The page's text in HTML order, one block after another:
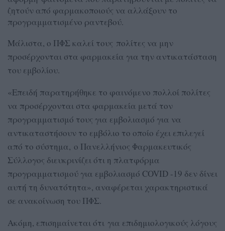
ζητούν από φαρμακοποιούς να αλλάξουν το
προγραμματισμένο ραντεβού.
Μάλιστα, ο ΠΦΣ καλεί τους πολίτες να μην
προσέρχονται στα φαρμακεία για την αντικατάσταση
του εμβολίου.
«Επειδή παρατηρήθηκε το φαινόμενο πολλοί πολίτες
να προσέρχονται στα φαρμακεία μετά τον
προγραμματισμό τους για εμβολιασμό για να
αντικαταστήσουν το εμβόλιο το οποίο έχει επιλεγεί
από το σύστημα, ο Πανελλήνιος Φαρμακευτικός
Σύλλογος διευκρινίζει ότι η πλατφόρμα
προγραμματισμού για εμβολιασμό COVID -19 δεν δίνει
αυτή τη δυνατότητα», αναφέρεται χαρακτηριστικά
σε ανακοίνωση του ΠΦΣ.
Ακόμη, επισημαίνεται ότι για επιδημιολογικούς λόγους